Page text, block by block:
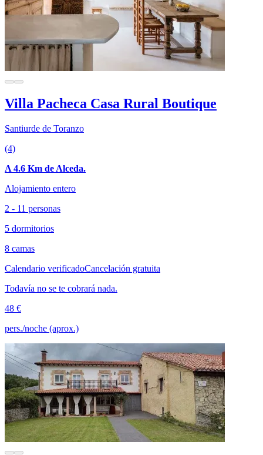
Villa Pacheca Casa Rural Boutique
Santiurde de Toranzo
(4)
A 4.6 Km de Alceda.
Alojamiento entero
2 - 11 personas
5 dormitorios
8 camas
Calendario verificadoCancelación gratuita
Todavía no se te cobrará nada.
48 €
pers./noche (aprox.)